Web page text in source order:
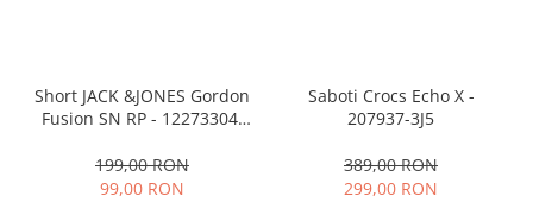
Short JACK &JONES Gordon
Fusion SN RP - 12273304-
199,00 RON
99,00 RON
Saboti Crocs Echo X -
207937-3J5
389,00 RON
299,00 RON